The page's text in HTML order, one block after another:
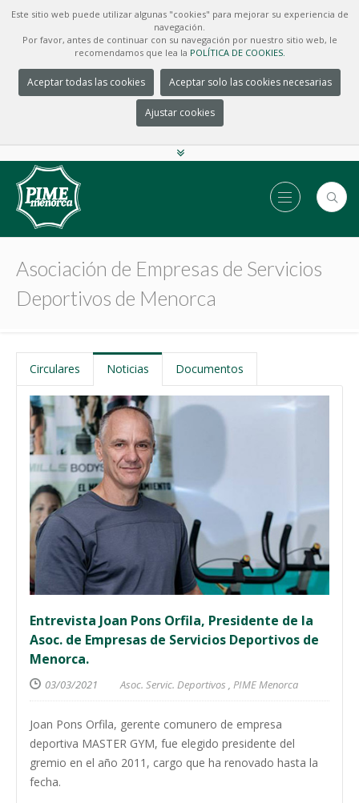
Este sitio web puede utilizar algunas "cookies" para mejorar su experiencia de
navegación.
Por favor, antes de continuar con su navegación por nuestro sitio web, le
recomendamos que lea la POLÍTICA DE COOKIES.
Aceptar todas las cookies Aceptar solo las cookies necesarias
Ajustar cookies
Asociación de Empresas de Servicios
Deportivos de Menorca
Circulares Noticias Documentos
Entrevista Joan Pons Orfila, Presidente de la
Asoc. de Empresas de Servicios Deportivos de
Menorca.
03/03/2021 Asoc. Servic. Deportivos , PIME Menorca
Joan Pons Orfila, gerente comunero de empresa
deportiva MASTER GYM, fue elegido presidente del
gremio en el año 2011, cargo que ha renovado hasta la
fecha.